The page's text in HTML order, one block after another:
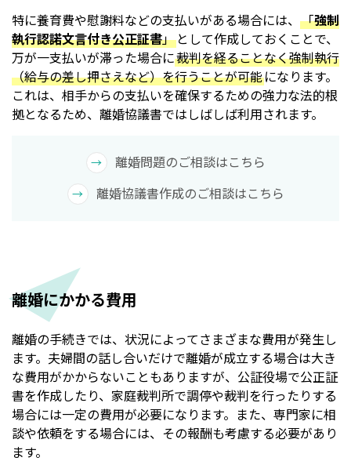
特に養育費や慰謝料などの支払いがある場合には、 「強制
執行認諾文言付き公正証書」 として作成しておくことで、
万が一支払いが滞った場合に裁判を経ることなく強制執行
（給与の差し押さえなど）を行うことが可能になります。
これは、相手からの支払いを確保するための強力な法的根
拠となるため、離婚協議書ではしばしば利用されます。
離婚問題のご相談はこちら
離婚協議書作成のご相談はこちら
離婚にかかる費用
離婚の手続きでは、状況によってさまざまな費用が発生し
ます。夫婦間の話し合いだけで離婚が成立する場合は大き
な費用がかからないこともありますが、公証役場で公正証
書を作成したり、家庭裁判所で調停や裁判を行ったりする
場合には一定の費用が必要になります。また、専門家に相
談や依頼をする場合には、その報酬も考慮する必要があり
ます。